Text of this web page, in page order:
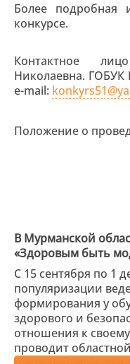
Более
конкурсе.
Контактное
Николаевна. ГОБУК
e-mail:
Положение о
В Мурманской
«Здоровым быть
С 15 сентября по 1
популяризации
формирования у
здорового и
отношения к
проводит